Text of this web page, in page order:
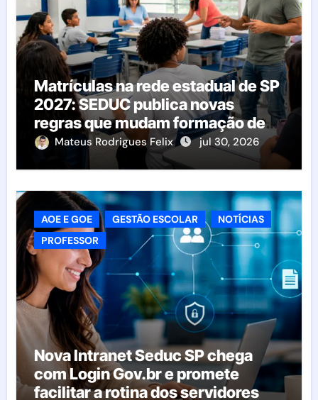
Matrículas na rede estadual de SP
2027: SEDUC publica novas
regras que mudam formação de
classes e transferências
Mateus Rodrigues Felix jul 30, 2026
AOE E GOE GESTÃO ESCOLAR
NOTÍCIAS
PROFESSOR
Nova Intranet Seduc SP chega
com Login Gov.br e promete
facilitar a rotina dos servidores